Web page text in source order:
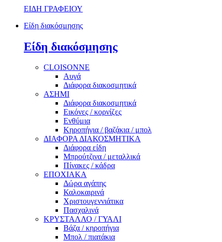
ΕΙΔΗ ΓΡΑΦΕΙΟΥ
Είδη διακόσμησης
Είδη διακόσμησης
CLOISONNE
Αυγά
Διάφορα διακοσμητικά
ΑΣΗΜΙ
Διάφορα διακοσμητικά
Εικόνες / κορνίζες
Ενθύμια
Κηροπήγια / βαζάκια / μπολ
ΔΙΑΦΟΡΑ ΔΙΑΚΟΣΜΗΤΙΚΑ
Διάφορα είδη
Μπρούτζινα / μεταλλικά
Πίνακες / κάδρα
ΕΠΟΧΙΑΚΑ
Δώρα αγάπης
Καλοκαιρινά
Χριστουγεννιάτικα
Πασχαλινά
ΚΡΥΣΤΑΛΛΟ / ΓΥΑΛΙ
Βάζα / κηροπήγια
Μπολ / πιατάκια